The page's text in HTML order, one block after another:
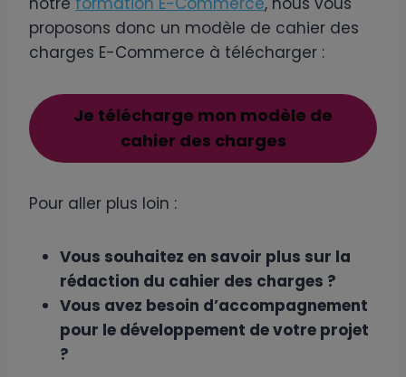
proposons donc un modèle de cahier des
charges E-Commerce à télécharger :
Je télécharge mon modèle de
cahier des charges
Pour aller plus loin :
Vous souhaitez en savoir plus sur la
rédaction du cahier des charges ?
Vous avez besoin d’accompagnement
pour le développement de votre projet
?